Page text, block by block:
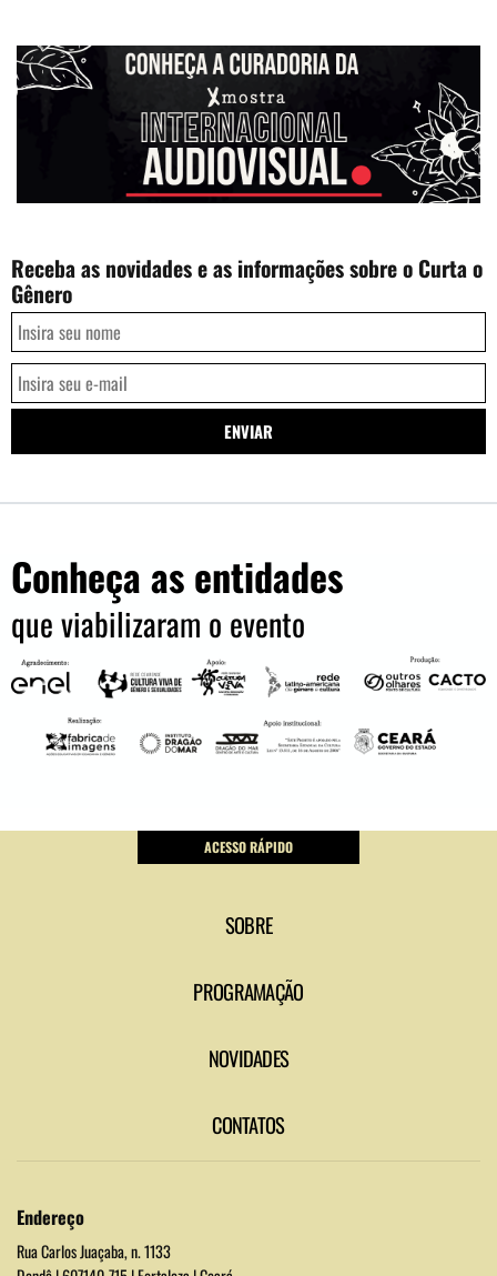
Receba as novidades e as informações sobre o Curta o
Gênero
Conheça as entidades
que viabilizaram o evento
ACESSO RÁPIDO
SOBRE
PROGRAMAÇÃO
NOVIDADES
CONTATOS
Endereço
Rua Carlos Juaçaba, n. 1133